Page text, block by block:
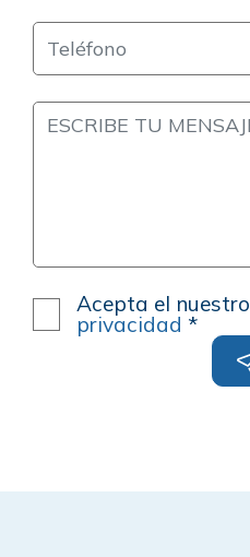
Acepta el nuestro
privacidad *